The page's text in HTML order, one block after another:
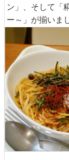
ン」、そして「
ー～」が揃いま